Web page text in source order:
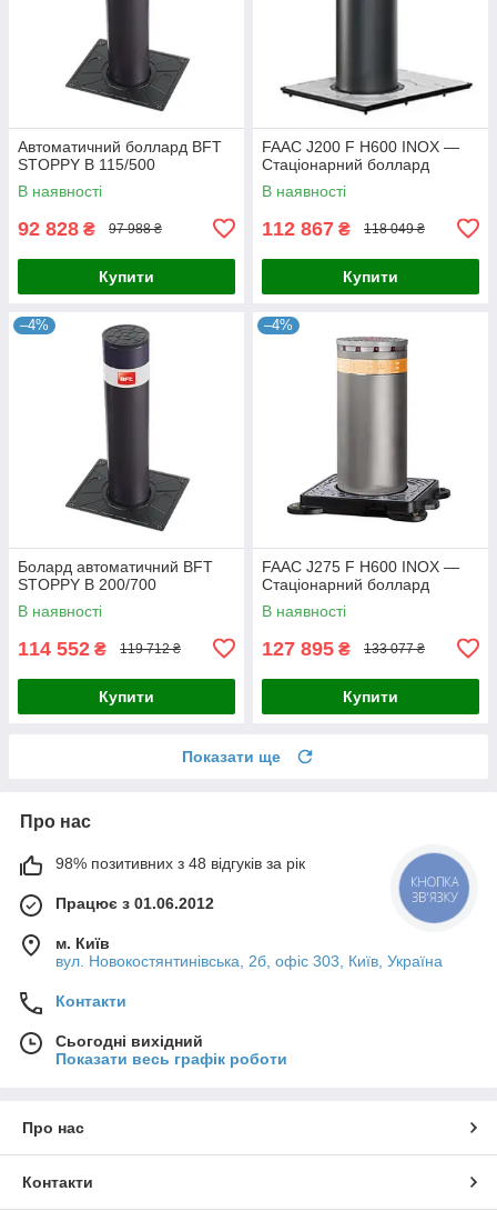
Автоматичний боллард BFT
STOPPY B 115/500
В наявності
92 828 ₴ 97 988 ₴
Купити
FAAC J200 F H600 INOX —
Стаціонарний боллард
В наявності
112 867 ₴ 118 049 ₴
Купити
–4%
Болард автоматичний BFT
STOPPY B 200/700
В наявності
114 552 ₴ 119 712 ₴
Купити
–4%
FAAC J275 F H600 INOX —
Стаціонарний боллард
В наявності
127 895 ₴ 133 077 ₴
Купити
Показати ще
Про нас
98% позитивних з 48 відгуків за рік
Працює з 01.06.2012
м. Київ
вул. Новокостянтинівська, 2б, офіс 303, Київ, Україна
Контакти
Сьогодні вихідний
Показати весь графік роботи
Про нас
Контакти
КНОПКА
ЗВ'ЯЗКУ